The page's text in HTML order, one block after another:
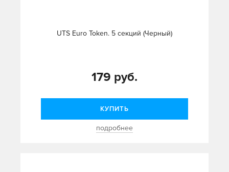
UTS Euro Token. 5 секций (Черный)
179 руб.
КУПИТЬ
подробнее